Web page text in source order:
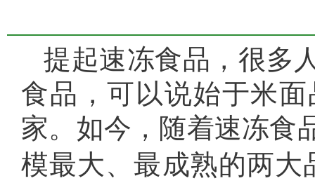
提起速冻食品，很多
食品，可以说始于米
家。如今，随着速冻食
模最大、最成熟的两大